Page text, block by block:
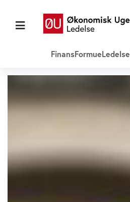
FinansFormueLedelse